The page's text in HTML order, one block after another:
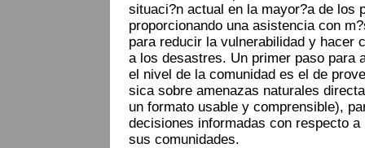
situaci?n actual en la mayor?a de los
proporcionando una asistencia con
para reducir la vulnerabilidad y hacer
a los desastres. Un primer paso para
el nivel de la comunidad es el de
sica sobre amenazas naturales
un formato usable y comprensible),
decisiones informadas con respecto
sus comunidades.